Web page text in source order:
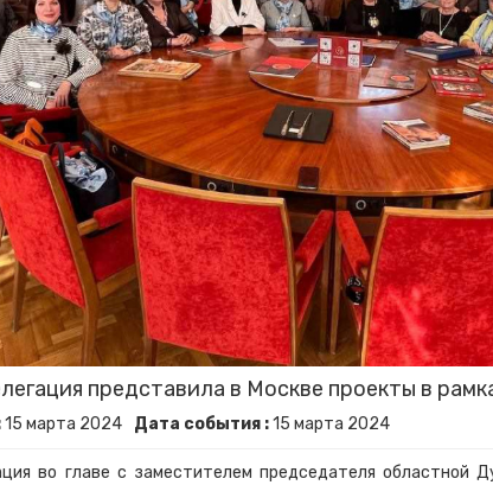
представила в Москве проекты в
15 марта 2024 Дата события :15 марта 2024
во главе с заместителем председателя областной